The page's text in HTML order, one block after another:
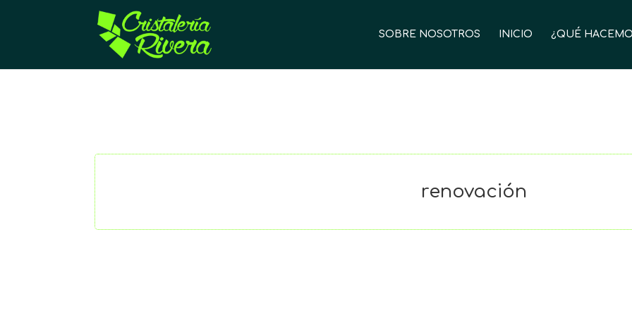
SOBRE NOSOTROS INICIO ¿QUÉ
renovación